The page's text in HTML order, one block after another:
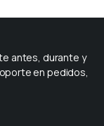
antes, durante y
en pedidos,